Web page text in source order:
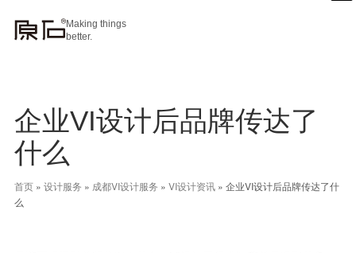
Making things
better.
企业VI设计后品牌传达了
什么
首页 » 设计服务 » 成都VI设计服务 » VI设计资讯 » 企业VI设计后品牌传达了什
么